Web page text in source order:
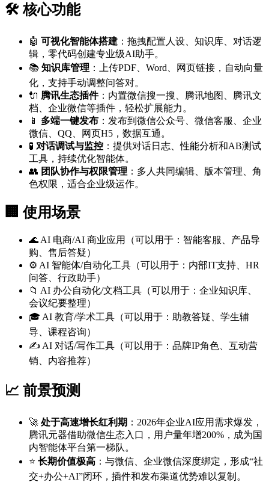
🛠️ 核心功能
🤖 可视化智能体搭建 ：拖拽配置人设、知识库、对话逻
辑，零代码创建专业级AI助手。
📚 知识库管理 ：上传PDF、Word、网页链接，自动向量
化，支持手动调整问答对。
🔌 腾讯生态插件：内置微信搜一搜、腾讯地图、腾讯文
档、企业微信等插件，轻松扩展能力。
📱 多端一键发布 ：发布到微信公众号、微信客服、企业
微信、QQ、网页H5，数据互通。
🧪 对话调试与监控 ：提供对话日志、性能分析和AB测试
工具，持续优化智能体。
👥 团队协作与权限管理 ：多人共同编辑、版本管理、角
色权限，适合企业级运作。
🏢 使用场景
🌊 AI 电商/AI 商业应用（可以用于：智能客服、产品导
购、售后答疑）
⚙️ AI 智能体/自动化工具（可以用于：内部IT支持、HR
问答、行政助手）
📁 AI 办公自动化/文档工具（可以用于：企业知识库、
会议纪要整理）
🎓 AI 教育/学术工具（可以用于：助教答疑、学生辅
导、课程咨询）
✍️ AI 对话/写作工具（可以用于：品牌IP角色、互动营
销、内容推荐）
📈 前景预测
🚀 处于高速增长红利期 ：2026年企业AI应用需求爆发，
腾讯元器借助微信生态入口，用户量年增200%，成为国
内智能体平台第一梯队。
⭐ 长期价值极高 ：与微信、企业微信深度绑定，形成“社
交+办公+AI”闭环，插件和发布渠道优势难以复制。